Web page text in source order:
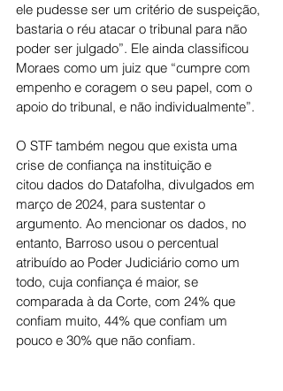
ele pudesse ser um critério de suspeição,
bastaria o réu atacar o tribunal para não
poder ser julgado”. Ele ainda classificou
Moraes como um juiz que “cumpre com
empenho e coragem o seu papel, com o
apoio do tribunal, e não individualmente”.
O STF também negou que exista uma
crise de confiança na instituição e
citou dados do Datafolha, divulgados em
março de 2024, para sustentar o
argumento. Ao mencionar os dados, no
entanto, Barroso usou o percentual
atribuído ao Poder Judiciário como um
todo, cuja confiança é maior, se
comparada à da Corte, com 24% que
confiam muito, 44% que confiam um
pouco e 30% que não confiam.